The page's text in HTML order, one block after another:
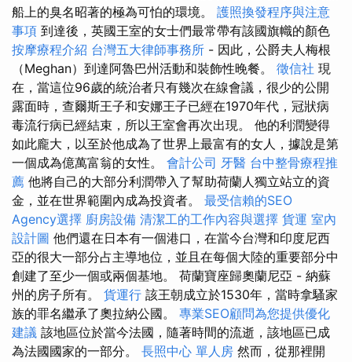
船上的臭名昭著的極為可怕的環境。 護照換發程序與注意
事項 到達後，英國王室的女士們最常帶有該國旗幟的顏色
按摩療程介紹 台灣五大律師事務所 - 因此，公爵夫人梅根
（Meghan）到達阿魯巴州活動和裝飾性晚餐。 徵信社 現
在，當這位96歲的統治者只有幾次在線會議，很少的公開
露面時，查爾斯王子和安娜王子已經在1970年代，冠狀病
毒流行病已經結束，所以王室會再次出現。 他的利潤變得
如此龐大，以至於他成為了世界上最富有的女人，據說是第
一個成為億萬富翁的女性。 會計公司 牙醫 台中整骨療程推
薦 他將自己的大部分利潤帶入了幫助荷蘭人獨立站立的資
金，並在世界範圍內成為投資者。 最受信賴的SEO
Agency選擇 廚房設備 清潔工的工作內容與選擇 貨運 室內
設計圖 他們還在日本有一個港口，在當今台灣和印度尼西
亞的很大一部分占主導地位，並且在每個大陸的重要部分中
創建了至少一個或兩個基地。 荷蘭寶座歸奧蘭尼亞 - 納蘇
州的房子所有。 貨運行 該王朝成立於1530年，當時拿騷家
族的罪名繼承了奧拉納公國。 專業SEO顧問為您提供優化
建議 該地區位於當今法國，隨著時間的流逝，該地區已成
為法國國家的一部分。 長照中心 單人房 然而，從那裡開